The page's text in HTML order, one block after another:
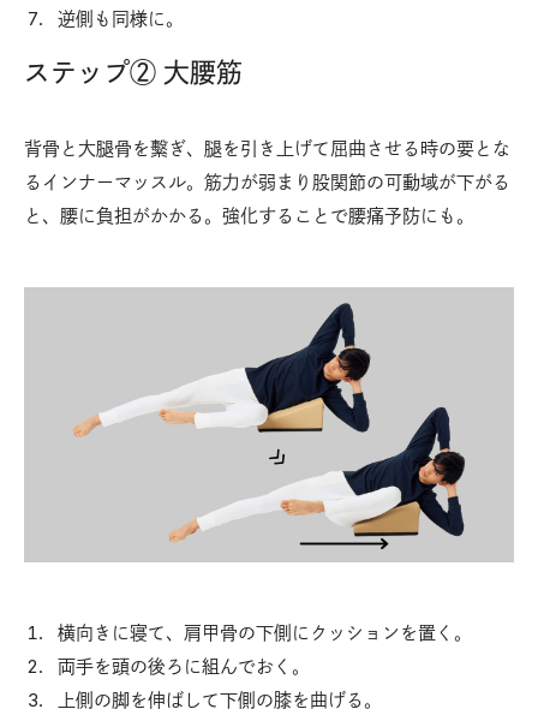
逆側も同様に。
ステップ② 大腰筋
背骨と大腿骨を繫ぎ、腿を引き上げて屈曲させる時の要とな
るインナーマッスル。筋力が弱まり股関節の可動域が下がる
と、腰に負担がかかる。強化することで腰痛予防にも。
横向きに寝て、肩甲骨の下側にクッションを置く。
両手を頭の後ろに組んでおく。
上側の脚を伸ばして下側の膝を曲げる。